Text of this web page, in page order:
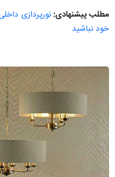
مطلب پیشنهادی:نورپردازی
خود نباشید